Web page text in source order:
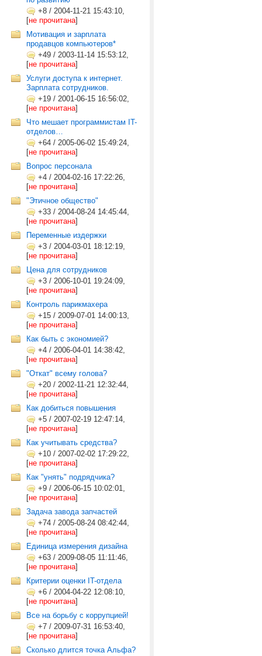
+8 / 2004-11-21 15:43:10,
[не прочитана]
Мотивация и зарплата
продавцов компьютеров*
+49 / 2003-11-14 15:53:12,
[не прочитана]
Услуги доступа к интернет.
Зарплата сотрудников.
+19 / 2001-06-15 16:56:02,
[не прочитана]
Что мешает программистам IT-
отделов…
+64 / 2005-06-02 15:49:24,
[не прочитана]
Вопрос персонала
+4 / 2004-02-16 17:22:26,
[не прочитана]
"Этичное общество"
+33 / 2004-08-24 14:45:44,
[не прочитана]
Переменные издержки
+3 / 2004-03-01 18:12:19,
[не прочитана]
Цена для сотрудников
+3 / 2006-10-01 19:24:09,
[не прочитана]
Контроль парикмахера
+15 / 2009-07-01 14:00:13,
[не прочитана]
Как быть с экономией?
+4 / 2006-04-01 14:38:42,
[не прочитана]
"Откат" всему голова?
+20 / 2002-11-21 12:32:44,
[не прочитана]
Как добиться повышения
+5 / 2007-02-19 12:47:14,
[не прочитана]
Как учитывать средства?
+10 / 2007-02-02 17:29:22,
[не прочитана]
Как "унять" подрядчика?
+9 / 2006-06-15 10:02:01,
[не прочитана]
Задача завода запчастей
+74 / 2005-08-24 08:42:44,
[не прочитана]
Единица измерения дизайна
+63 / 2009-08-05 11:11:46,
[не прочитана]
Критерии оценки IT-отдела
+6 / 2004-04-22 12:08:10,
[не прочитана]
Все на борьбу с коррупцией!
+7 / 2009-07-31 16:53:40,
[не прочитана]
Cколько длится точка Альфа?